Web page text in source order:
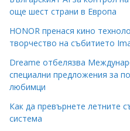
още шест страни в Европа
HONOR пренася кино
творчество на събитието
Dreame отбелязва
специални предложения за
любимци
Как да превърнете летните
система